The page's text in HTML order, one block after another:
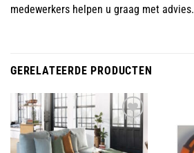
medewerkers helpen u graag met advies.
GERELATEERDE PRODUCTEN
Toevoegen
wenslijst